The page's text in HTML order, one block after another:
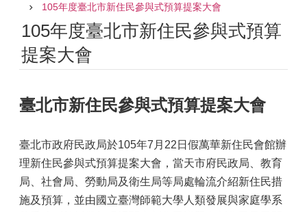
105年度臺北市新住民參與式預算提案大會
105年度臺北市新住民參與式預算
提案大會
臺北市新住民參與式預算提案大會
臺北市政府民政局於105年7月22日假萬華新住民會館辦
理新住民參與式預算提案大會，當天市府民政局、教育
局、社會局、勞動局及衛生局等局處輪流介紹新住民措
施及預算，並由國立臺灣師範大學人類發展與家庭學系